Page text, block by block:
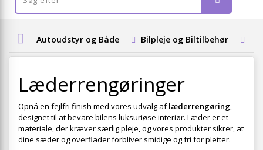
Autoudstyr og Både Bilpleje og Biltilbehør
Læderrengøringer
Opnå en fejlfri finish med vores udvalg aflæderrengøring,
designet til at bevare bilens luksuriøse interiør. Læder er et
materiale, der kræver særlig pleje, og vores produkter sikrer, at
dine sæder og overflader forbliver smidige og fri for pletter.